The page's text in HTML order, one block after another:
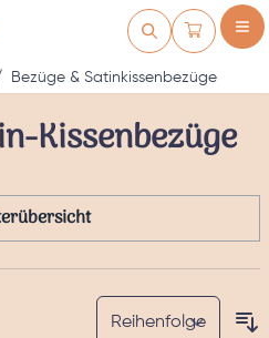
Warenkorb
Bezüge & Satinkissenbezüge
Kissenbezüge